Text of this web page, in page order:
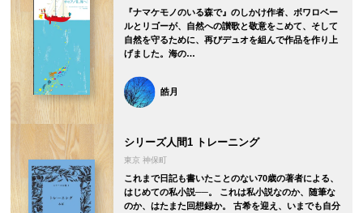
『ナマケモノのいる森で』のしかけ作者、ボワロベー
ルとリゴーが、自然への讃歌と敬意をこめて、そして
自然を守るために、再びデュオを組んで作品を作り上
げました。海の…
皓月
シリーズ人間1 トレーニング
東京 神保町
これまで日記も書いたことのない70歳の著者による、
はじめての私小説──。 これは私小説なのか、随筆な
のか、はたまた回想録か。 古希を迎え、いまでも自分